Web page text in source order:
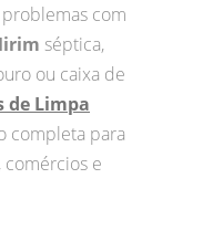
com
séptica,
ou caixa de
de Limpa
completa para
comércios e